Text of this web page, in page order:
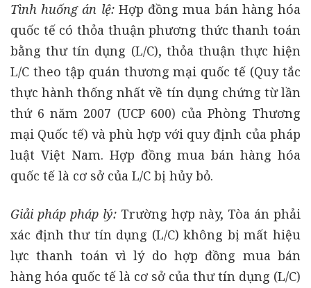
Tình huống án lệ: Hợp đồng mua bán hàng hóa
quốc tế có thỏa thuận phương thức thanh toán
bằng thư tín dụng (L/C), thỏa thuận thực hiện
L/C theo tập quán thương mại quốc tế (Quy tắc
thực hành thống nhất về tín dụng chứng từ lần
thứ 6 năm 2007 (UCP 600) của Phòng Thương
mại Quốc tế) và phù hợp với quy định của pháp
luật Việt Nam. Hợp đồng mua bán hàng hóa
quốc tế là cơ sở của L/C bị hủy bỏ.
Giải pháp pháp lý: Trường hợp này, Tòa án phải
xác định thư tín dụng (L/C) không bị mất hiệu
lực thanh toán vì lý do hợp đồng mua bán
hàng hóa quốc tế là cơ sở của thư tín dụng (L/C)